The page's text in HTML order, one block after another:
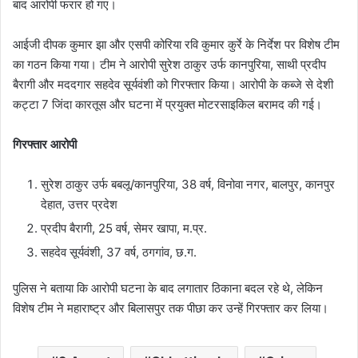
बाद आरोपी फरार हो गए।
आईजी दीपक कुमार झा और एसपी कोरिया रवि कुमार कुर्रे के निर्देश पर विशेष टीम
का गठन किया गया। टीम ने आरोपी सुरेश ठाकुर उर्फ कानपुरिया, साथी प्रदीप
बैरागी और मददगार सहदेव सूर्यवंशी को गिरफ्तार किया। आरोपी के कब्जे से देशी
कट्टा 7 जिंदा कारतूस और घटना में प्रयुक्त मोटरसाइकिल बरामद की गई।
गिरफ्तार आरोपी
सुरेश ठाकुर उर्फ बबलू/कानपुरिया, 38 वर्ष, विनोवा नगर, बालपुर, कानपुर
देहात, उत्तर प्रदेश
प्रदीप बैरागी, 25 वर्ष, सेमर खापा, म.प्र.
सहदेव सूर्यवंशी, 37 वर्ष, ठगगांव, छ.ग.
पुलिस ने बताया कि आरोपी घटना के बाद लगातार ठिकाना बदल रहे थे, लेकिन
विशेष टीम ने महाराष्ट्र और बिलासपुर तक पीछा कर उन्हें गिरफ्तार कर लिया।